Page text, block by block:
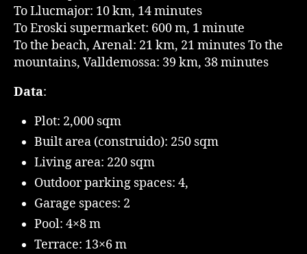
To Llucmajor: 10 km, 14 minutes
To Eroski supermarket: 600 m, 1 minute
To the beach, Arenal: 21 km, 21 minutes To the
mountains, Valldemossa: 39 km, 38 minutes
Data:
Plot: 2,000 sqm
Built area (construido): 250 sqm
Living area: 220 sqm
Outdoor parking spaces: 4,
Garage spaces: 2
Pool: 4×8 m
Terrace: 13×6 m